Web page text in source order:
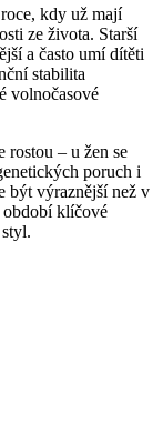
kdy už mají
ze života. Starší
a často umí dítěti
stabilita
volnočasové
rostou – u žen se
poruch i
být výraznější než v
klíčové